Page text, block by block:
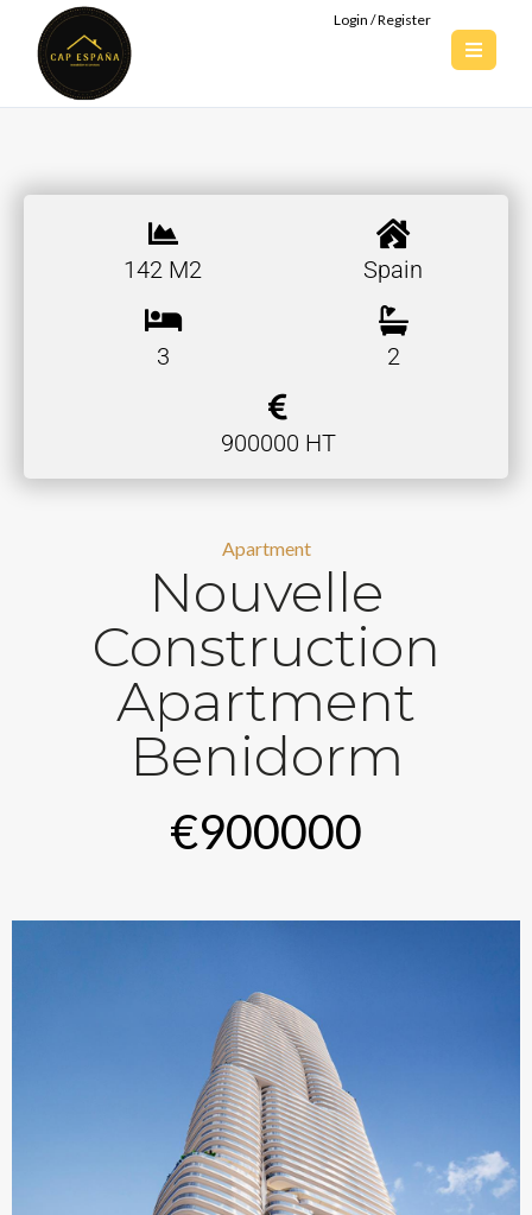
Login / Register
142 M2 Spain
3 2
900000 HT
Apartment
Nouvelle
Construction
Apartment
Benidorm
€900000